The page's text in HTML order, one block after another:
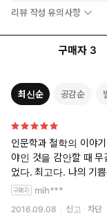
리뷰 작성 유의사항
구매자 3
최신순 공감순
인문학과 철학의 이야
야인 것을 감안할 때 무겁기보다 무게있는 따뜻함
었다. 최고다. 나의 기
mih***
2016.09.08 신고 차단